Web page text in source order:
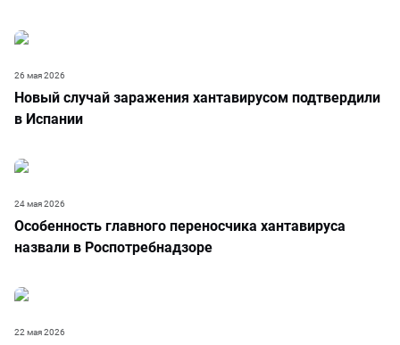
Новый случай заражения хантавирусом подтвердили
в Испании
26 мая 2026
Особенность главного переносчика хантавируса
назвали в Роспотребнадзоре
24 мая 2026
22 мая 2026